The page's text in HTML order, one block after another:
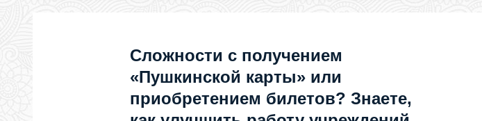
Сложности с получением
«Пушкинской карты» или
приобретением билетов? Знаете,